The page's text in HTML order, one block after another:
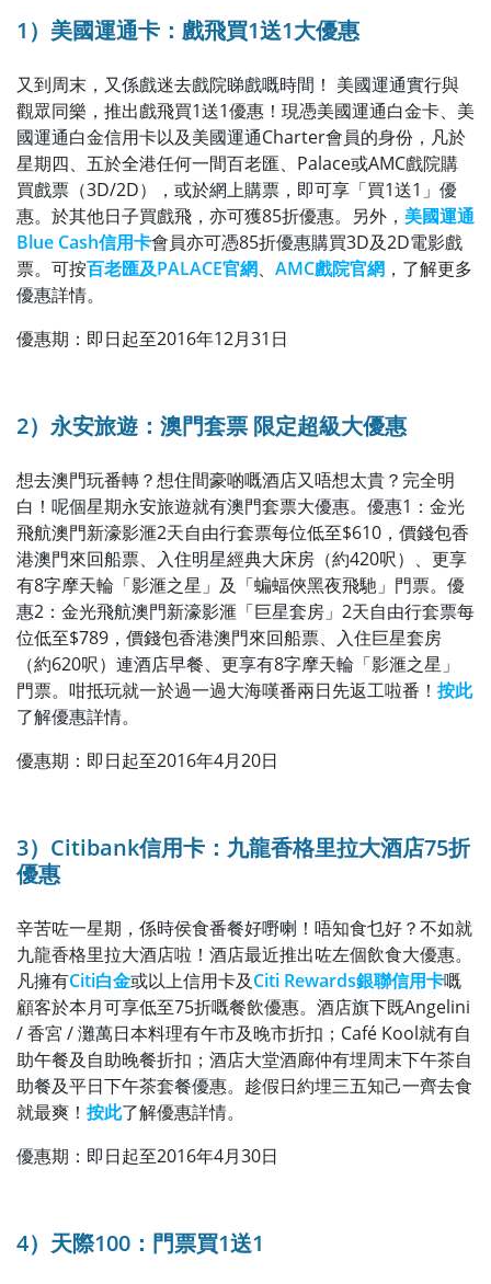
1）美國運通卡 ：戲飛買1送1大優惠
又到周末，又係戲迷去戲院睇戲嘅時間！ 美國運通實行與
觀眾同樂，推出戲飛買1送1優惠！現憑美國運通白金卡、美
國運通白金信用卡以及美國運通Charter會員的身份，凡於
星期四、五於全港任何一間百老匯、Palace或AMC戲院購
買戲票（3D/2D），或於網上購票，即可享「買1送1」優
惠。於其他日子買戲飛，亦可獲85折優惠。另外， 美國運通
Blue Cash信用卡會員亦可憑85折優惠購買3D及2D電影戲
票。 可按百老匯及PALACE官網、 AMC戲院官網 ，了解更多
優惠詳情。
優惠期：即日起至2016年12月31日
2） 永安旅遊：澳門套票 限定超級大優惠
想去澳門玩番轉？想住間豪啲嘅酒店又唔想太貴？完全明
白！呢個星期永安旅遊就有澳門套票大優惠。優惠1：金光
飛航澳門新濠影滙2天自由行套票每位低至$610，價錢包香
港澳門來回船票、入住明星經典大床房（約420呎）、更享
有8字摩天輪「影滙之星」及「蝙蝠俠黑夜飛馳」門票。優
惠2：金光飛航澳門新濠影滙「巨星套房」2天自由行套票每
位低至$789，價錢包香港澳門來回船票、入住巨星套房
（約620呎）連酒店早餐、更享有8字摩天輪「影滙之星」
門票。咁抵玩就一於過一過大海嘆番兩日先返工啦番！ 按此
了解優惠詳情。
優惠期：即日起至2016年4月20日
3）Citibank信用卡：九龍香格里拉大酒店75折
優惠
辛苦咗一星期，係時侯食番餐好嘢喇！唔知食乜好？不如就
九龍香格里拉大酒店啦！酒店最近推出咗左個飲食大優惠。
凡擁有Citi白金或以上信用卡及Citi Rewards銀聯信用卡嘅
顧客於本月可享低至75折嘅餐飲優惠。酒店旗下既Angelini
/ 香宮 / 灘萬日本料理有午市及晚市折扣；Café Kool就有自
助午餐及自助晚餐折扣；酒店大堂酒廊仲有埋周末下午茶自
助餐及平日下午茶套餐優惠。趁假日約埋三五知己一齊去食
就最爽！ 按此了解優惠詳情。
優惠期：即日起至2016年4月30日
4）天際100：門票買1送1